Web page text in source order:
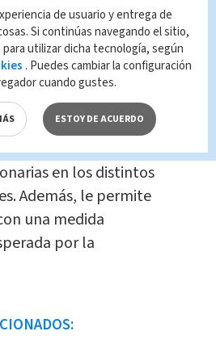
que validan la gestión
desde este
que esta solución
implementaron las
de servicios
con la menor
para con nuestros y
en los distintos
Además, le permite
una medida
por la
de usuario y entrega de
Si continúas navegando el sitio,
utilizar dicha tecnología, según
. Puedes cambiar la configuración
cuando gustes.
ESTOY DE ACUERDO